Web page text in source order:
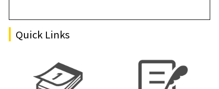
Quick Links